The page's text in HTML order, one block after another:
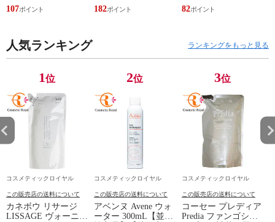
量】最安値に挑戦
中！
107 182 82
人気ランキング ランキングをもっと見る
1位
コスメティックロイヤル
この販売店の送料について
カネボウ リサージ
LISSAGE ヴォーニュ
2位
コスメティックロイヤル
この販売店の送料について
アベンヌ Avene ウォ
ーター 300mL【並行
3位
コスメティックロイヤル
この販売店の送料について
コーセー プレディア
Predia ファンゴシャ